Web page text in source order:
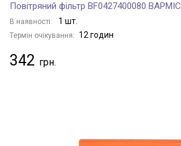
Повітряний фільтр BF0427400080 BAPMIC
В наявності: 1 шт.
Термін очікування: 12 годин
342